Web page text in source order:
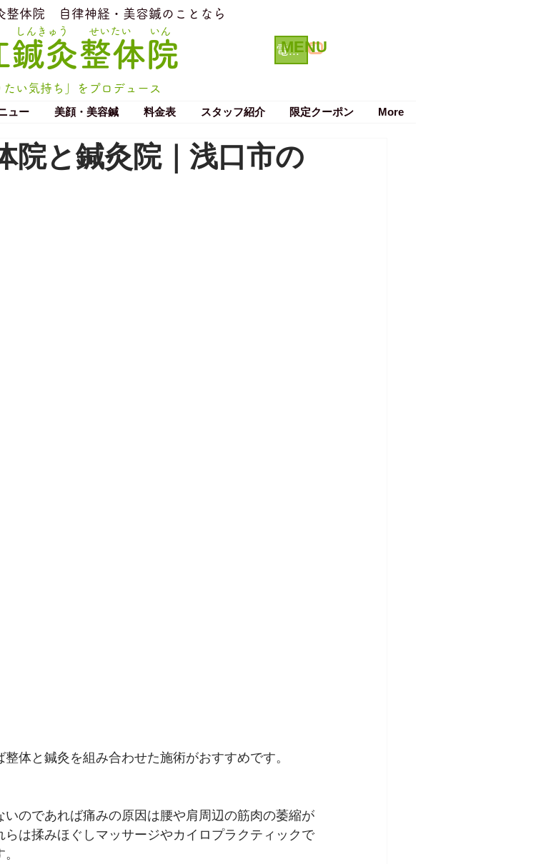
整体院 ​自律神経・美容鍼のことなら
鍼灸整体院
せいたい
しんきゅう いん
電話で予約する クーポン
MENU
たい気持ち」をプロデュース
ュー 美顔・美容鍼 料金表 スタッフ紹介 限定クーポン More
院と鍼灸院｜浅口市の
体と鍼灸を組み合わせた施術がおすすめです。
のであれば痛みの原因は腰や肩周辺の筋肉の萎縮が
は揉みほぐしマッサージやカイロプラクティックで